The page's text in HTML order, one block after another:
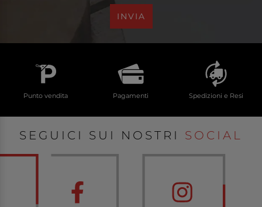
INVIA
Punto vendita Pagamenti Spedizioni e Resi
SEGUICI SUI NOSTRI SOCIAL